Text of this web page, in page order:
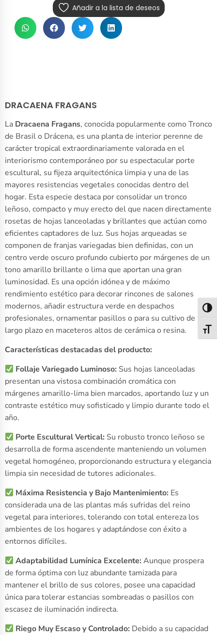
Añadir a la lista de deseos
DRACAENA FRAGANS
La Dracaena Fragans, conocida popularmente como Tronco
de Brasil o Drácena, es una planta de interior perenne de
carácter tropical extraordinariamente valorada en el
interiorismo contemporáneo por su espectacular porte
escultural, su fijeza arquitectónica limpia y una de las
mayores resistencias vegetales conocidas dentro del
hogar. Esta especie destaca por consolidar un tronco
leñoso, compacto y muy erecto del que nacen directamente
rosetas de hojas lanceoladas y brillantes que actúan como
eficientes captadores de luz. Sus hojas arqueadas se
componen de franjas variegadas bien definidas, con un
centro verde oscuro profundo cubierto por márgenes de un
tono amarillo brillante o lima que aportan una gran
luminosidad. Es una opción idónea y de máximo
rendimiento estético para decorar rincones de salones
modernos, añadir estructura verde en despachos
profesionales, ornamentar pasillos o para su cultivo de
largo plazo en maceteros altos de cerámica o resina.
Características destacadas del producto:
Follaje Variegado Luminoso: Sus hojas lanceoladas
presentan una vistosa combinación cromática con
márgenes amarillo-lima bien marcados, aportando luz y un
contraste estético muy sofisticado y limpio durante todo el
año.
Porte Escultural Vertical: Su robusto tronco leñoso se
desarrolla de forma ascendente manteniendo un volumen
vegetal homogéneo, proporcionando estructura y elegancia
limpia sin necesidad de tutores adicionales.
Máxima Resistencia y Bajo Mantenimiento: Es
considerada una de las plantas más sufridas del reino
vegetal para interiores, tolerando con total entereza los
ambientes de los hogares y adaptándose con éxito a
entornos difíciles.
Adaptabilidad Lumínica Excelente: Aunque prospera
de forma óptima con luz abundante tamizada para
mantener el brillo de sus colores, posee una capacidad
única para tolerar estancias sombreadas o pasillos con
escasez de iluminación indirecta.
Riego Muy Escaso y Controlado: Debido a su capacidad